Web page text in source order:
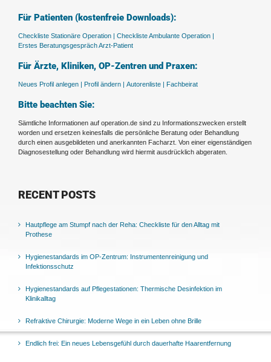
Für Patienten (kostenfreie Downloads):
Checkliste Stationäre Operation | Checkliste Ambulante Operation |
Erstes Beratungsgespräch Arzt-Patient
Für Ärzte, Kliniken, OP-Zentren und Praxen:
Neues Profil anlegen | Profil ändern | Autorenliste | Fachbeirat
Bitte beachten Sie:
Sämtliche Informationen auf operation.de sind zu Informationszwecken erstellt
worden und ersetzen keinesfalls die persönliche Beratung oder Behandlung
durch einen ausgebildeten und anerkannten Facharzt. Von einer eigenständigen
Diagnosestellung oder Behandlung wird hiermit ausdrücklich abgeraten.
RECENT POSTS
Hautpflege am Stumpf nach der Reha: Checkliste für den Alltag mit
Prothese
Hygienestandards im OP-Zentrum: Instrumentenreinigung und
Infektionsschutz
Hygienestandards auf Pflegestationen: Thermische Desinfektion im
Klinikalltag
Refraktive Chirurgie: Moderne Wege in ein Leben ohne Brille
Endlich frei: Ein neues Lebensgefühl durch dauerhafte Haarentfernung